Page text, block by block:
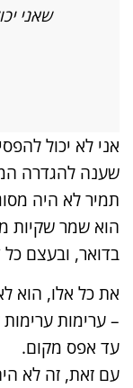
שאני
אני לא יכול
שענה להגדרה
תמיר לא היה
הוא שמר שקיות
בדואר, ובעצם כל
את כל אלו, הוא
– ערימות
עד אפס מקום.
עם זאת, זה לא